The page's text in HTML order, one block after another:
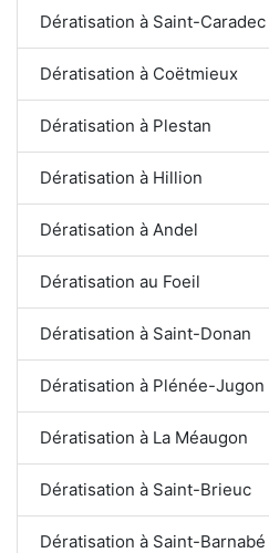
Dératisation à Saint-Caradec
Dératisation à Coëtmieux
Dératisation à Plestan
Dératisation à Hillion
Dératisation à Andel
Dératisation au Foeil
Dératisation à Saint-Donan
Dératisation à Plénée-Jugon
Dératisation à La Méaugon
Dératisation à Saint-Brieuc
Dératisation à Saint-Barnabé